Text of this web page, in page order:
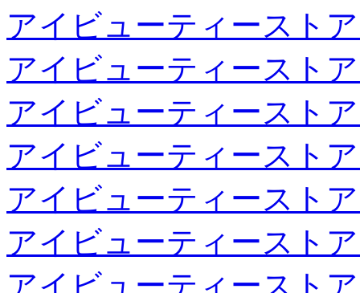
アイビューティースト
アイビューティースト
アイビューティースト
アイビューティースト
アイビューティースト
アイビューティースト
アイビューティースト